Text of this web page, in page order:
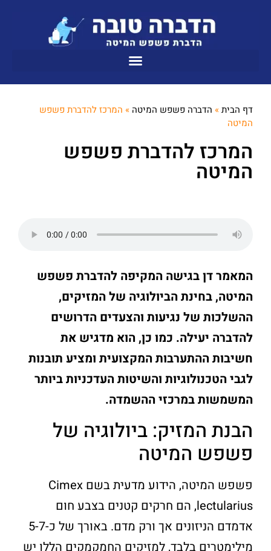
דף הבית» הדברה פשפש המיטה » המרכז להדברת פשפש
המיטה
המרכז להדברת פשפש
המיטה
המאמר דן בגישה המקיפה להדברת פשפש
המיטה, בחינת הביולוגיה של המזיקים,
ההשלכות של נגיעות והצעדים הדרושים
להדברה יעילה. כמו כן, הוא מדגיש את
חשיבות ההתערבות המקצועית ומציע תובנות
לגבי הטכנולוגיות והשיטות העדכניות ביותר
המשמשות במרכזי ההשמדה.
הבנת המזיק: ביולוגיה של
פשפש המיטה
פשפש המיטה, הידוע מדעית בשם Cimex
lectularius, הם חרקים קטנים בצבע חום
אדמדם הניזונים אך ורק מדם. באורך של כ-5-7
מילימטרים בלבד, למזיקים החמקמקים הללו יש